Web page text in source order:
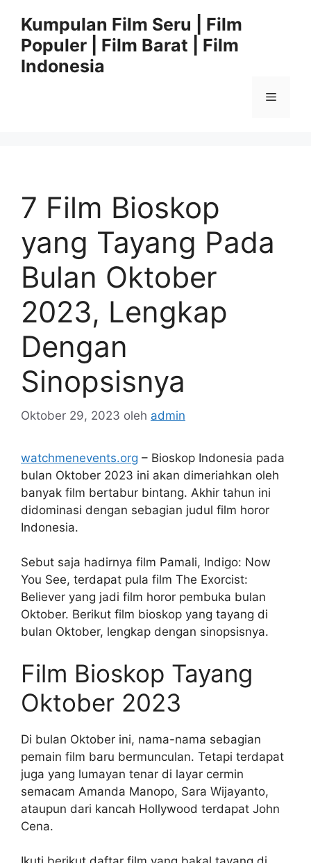
Kumpulan Film Seru | Film
Populer | Film Barat | Film
Indonesia
Menu
7 Film Bioskop
yang Tayang Pada
Bulan Oktober
2023, Lengkap
Dengan
Sinopsisnya
Oktober 29, 2023 oleh admin
watchmenevents.org – Bioskop Indonesia pada
bulan Oktober 2023 ini akan dimeriahkan oleh
banyak film bertabur bintang. Akhir tahun ini
didominasi dengan sebagian judul film horor
Indonesia.
Sebut saja hadirnya film Pamali, Indigo: Now
You See, terdapat pula film The Exorcist:
Believer yang jadi film horor pembuka bulan
Oktober. Berikut film bioskop yang tayang di
bulan Oktober, lengkap dengan sinopsisnya.
Film Bioskop Tayang
Oktober 2023
Di bulan Oktober ini, nama-nama sebagian
pemain film baru bermunculan. Tetapi terdapat
juga yang lumayan tenar di layar cermin
semacam Amanda Manopo, Sara Wijayanto,
ataupun dari kancah Hollywood terdapat John
Cena.